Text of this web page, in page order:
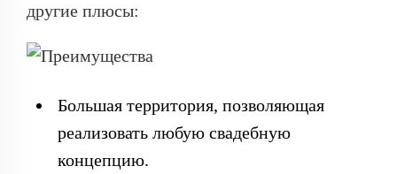
другие плюсы:
Большая территория, позволяющая
реализовать любую свадебную
концепцию.